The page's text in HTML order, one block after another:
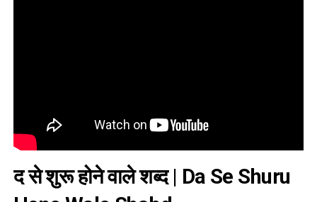
द से शुरू होने वाले शब्द | Da Se Shuru